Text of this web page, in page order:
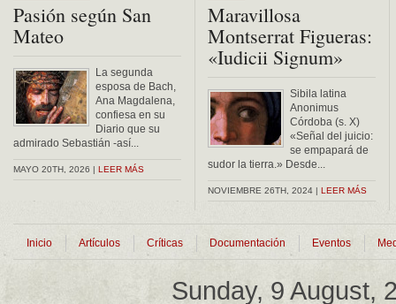
Pasión según San
Mateo
La segunda
esposa de Bach,
Ana Magdalena,
confiesa en su
Diario que su
admirado Sebastián -así...
MAYO 20TH, 2026 | LEER MÁS
Maravillosa
Montserrat Figueras:
«Iudicii Signum»
Sibila latina
Anonimus
Córdoba (s. X)
«Señal del juicio:
se empapará de
sudor la tierra.» Desde...
NOVIEMBRE 26TH, 2024 | LEER MÁS
Inicio Artículos Críticas Documentación Eventos
Sunday, 9 August,